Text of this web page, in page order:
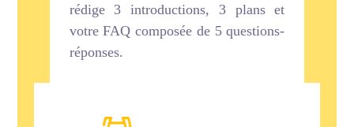
rédige 3 introductions, 3 plans et
votre FAQ composée de 5 questions-
réponses.